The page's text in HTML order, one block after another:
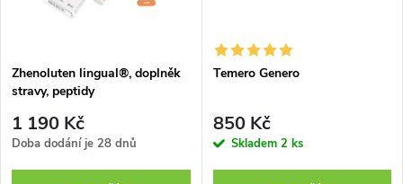
Zhenoluten lingual®, doplněk
stravy, peptidy
1 190 Kč
Doba dodání je 28 dnů
Temero Genero
850 Kč
Skladem 2 ks